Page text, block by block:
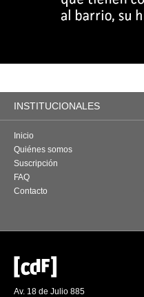
INSTITUCIONALES
Inicio
Quiénes somos
Suscripción
FAQ
Contacto
Av. 18 de Julio 885